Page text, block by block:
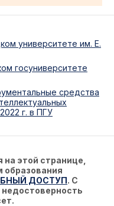
университете им. Е.
госуниверситете
средства
г. в ПГУ
этой странице,
образования
ДОСТУП. С
недостоверность